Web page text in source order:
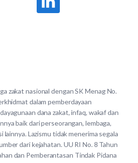
zakat nasional dengan SK Menag No.
dalam pemberdayaan
dana zakat, infaq, wakaf dan
baik dari perseorangan, lembaga,
lainnya. Lazismu tidak menerima segala
dari kejahatan. UU RI No. 8 Tahun
dan Pemberantasan Tindak Pidana